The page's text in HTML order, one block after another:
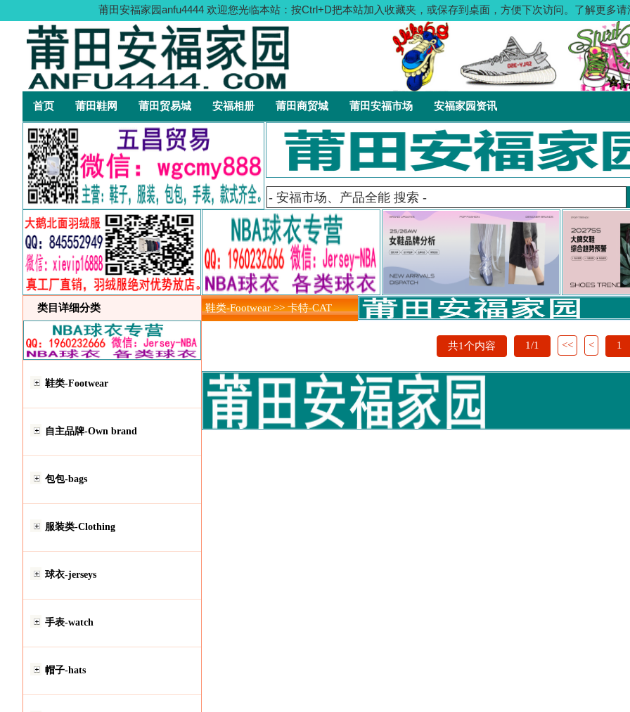
莆田安福家园anfu4444 欢迎您光临本站：按Ctrl+D把本站加入收藏夹，或保存到桌面，方便下次访问。了解更多
首页 莆田鞋网 莆田贸易城 安福相册 莆田商贸城 莆田安福市场 安福家园资讯
类目详细分类
鞋类-Footwear
自主品牌-Own brand
包包-bags
服装类-Clothing
球衣-jerseys
手表-watch
帽子-hats
鞋类-Footwear >> 卡特-CAT
共1个内容 1/1 << < 1